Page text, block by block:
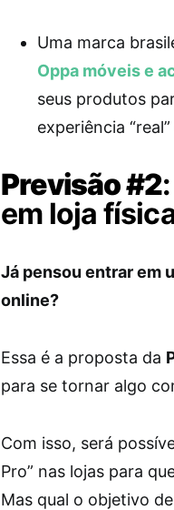
Uma marca
Oppa móveis e
seus produtos
experiência
Previsão #2
em loja
Já pensou entrar em
online?
Essa é a proposta da
para se tornar algo
Com isso, será
Pro” nas lojas para
Mas qual o objetivo